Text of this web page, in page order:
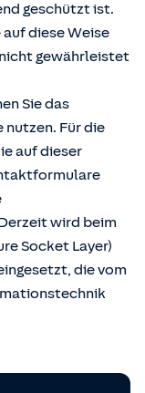
geschützt ist.
diese Weise
gewährleistet
Sie das
Für die
auf dieser
wird beim
Socket Layer)
die vom